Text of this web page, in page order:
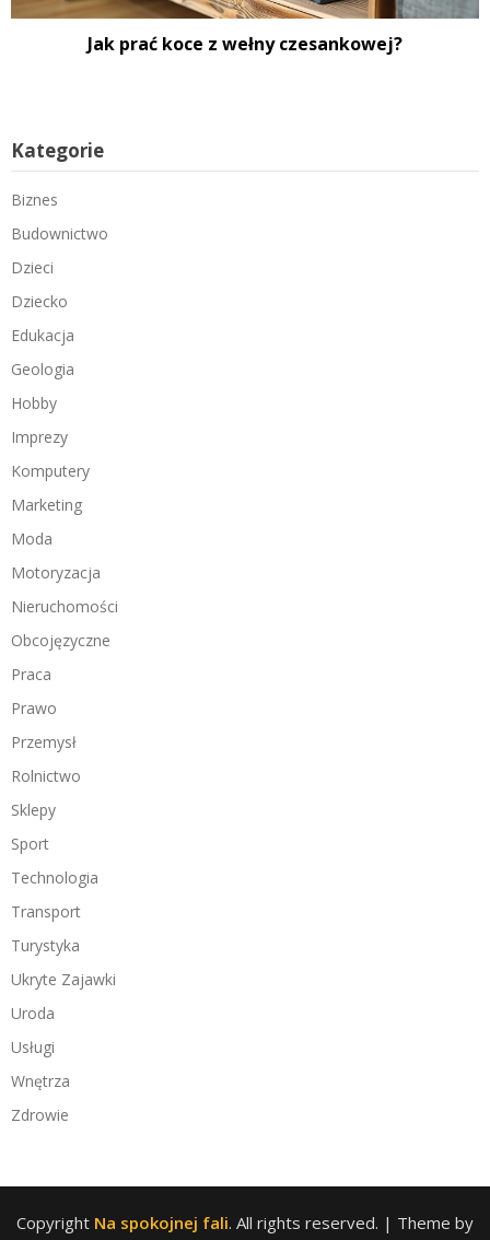
Jak prać koce z wełny czesankowej?
Kategorie
Biznes
Budownictwo
Dzieci
Dziecko
Edukacja
Geologia
Hobby
Imprezy
Komputery
Marketing
Moda
Motoryzacja
Nieruchomości
Obcojęzyczne
Praca
Prawo
Przemysł
Rolnictwo
Sklepy
Sport
Technologia
Transport
Turystyka
Ukryte Zajawki
Uroda
Usługi
Wnętrza
Zdrowie
Copyright Na spokojnej fali. All rights reserved. | Theme by